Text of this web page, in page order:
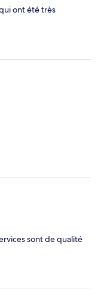
ont été très
sont de qualité